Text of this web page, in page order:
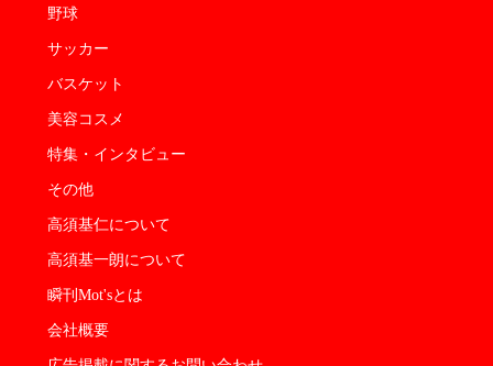
野球
サッカー
バスケット
美容コスメ
特集・インタビュー
その他
高須基仁について
高須基一朗について
瞬刊Mot'sとは
会社概要